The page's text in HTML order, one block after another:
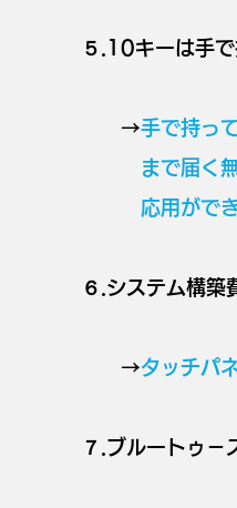
５.10キーは手
→手で持っ
まで届く無線
応用ができ
６.システム構築
→タッチパ
７.ブルートゥ